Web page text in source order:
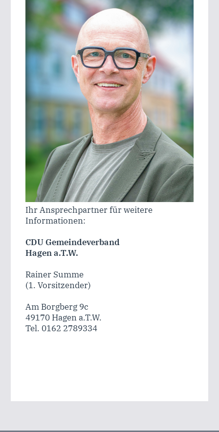
Ihr Ansprechpartner für weitere
Informationen:
CDU Gemeindeverband
Hagen a.T.W.
Rainer Summe
(1. Vorsitzender)
Am Borgberg 9c
49170 Hagen a.T.W.
Tel. 0162 2789334